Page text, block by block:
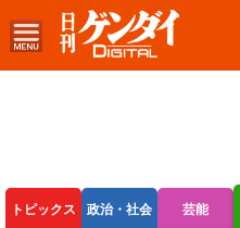
トピックス 政治・社会 芸能